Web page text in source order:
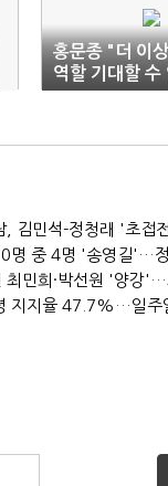
홍문종 "더 이
역할 기대할
탈당 선언
, 김민석-정청래 '초접